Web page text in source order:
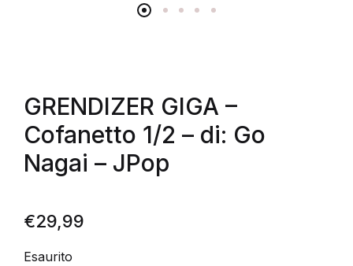
GRENDIZER GIGA –
Cofanetto 1/2 – di: Go
Nagai – JPop
€29,99
Esaurito